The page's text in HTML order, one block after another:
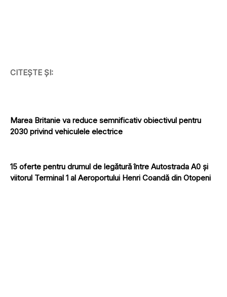
CITEȘTE ȘI:
Marea Britanie va reduce semnificativ obiectivul pentru
2030 privind vehiculele electrice
15 oferte pentru drumul de legătură între Autostrada A0 şi
viitorul Terminal 1 al Aeroportului Henri Coandă din Otopeni